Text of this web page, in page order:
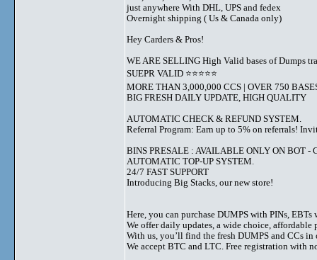
just anywhere With DHL, UPS and fedex
Overnight shipping ( Us & Canada only)
Hey Carders & Pros!
WE ARE SELLING High Valid bases of Dumps
SUEPR VALID ⭐️⭐️⭐️⭐️⭐️
MORE THAN 3,000,000 CCS | OVER 750
BIG FRESH DAILY UPDATE, HIGH QUALITY
AUTOMATIC CHECK & REFUND SYSTEM.
Referral Program: Earn up to 5% on referrals!
BINS PRESALE : AVAILABLE ONLY ON BOT -
AUTOMATIC TOP-UP SYSTEM.
24/7 FAST SUPPORT
Introducing Big Stacks, our new store!
Here, you can purchase DUMPS with PINs,
We offer daily updates, a wide choice,
With us, you’ll find the fresh DUMPS and CCs in
We accept BTC and LTC. Free registration with